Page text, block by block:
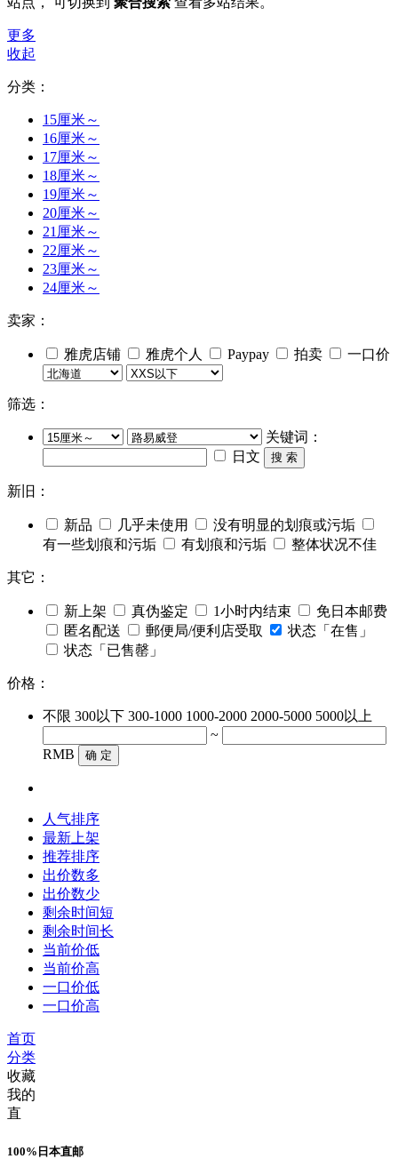
更多
收起
分类：
15厘米～
16厘米～
17厘米～
18厘米～
19厘米～
20厘米～
21厘米～
22厘米～
23厘米～
24厘米～
卖家：
雅虎店铺 雅虎个人 Paypay 拍卖 一口价
筛选：
关键词：
日文
搜 索
新旧：
新品 几乎未使用
没有明显的划痕或污垢
有一些划痕和污垢
有划痕和污垢 整体状况不佳
其它：
新上架 真伪鉴定 1小时内结束
免日本邮费
匿名配送
郵便局/便利店受取
状态「在售」
状态「已售罄」
价格：
不限 300以下 300-1000 1000-2000 2000-5000 5000以上
~
RMB
确 定
人气排序
最新上架
推荐排序
出价数多
出价数少
剩余时间短
剩余时间长
当前价低
当前价高
一口价低
一口价高
首页
分类
收藏
我的
直
100%日本直邮